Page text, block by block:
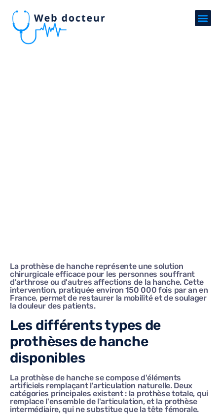
La prothèse de hanche représente une solution
chirurgicale efficace pour les personnes souffrant
d'arthrose ou d'autres affections de la hanche. Cette
intervention, pratiquée environ 150 000 fois par an en
France, permet de restaurer la mobilité et de soulager
la douleur des patients.
Les différents types de
prothèses de hanche
disponibles
La prothèse de hanche se compose d'éléments
artificiels remplaçant l'articulation naturelle. Deux
catégories principales existent : la prothèse totale, qui
remplace l'ensemble de l'articulation, et la prothèse
intermédiaire, qui ne substitue que la tête fémorale.